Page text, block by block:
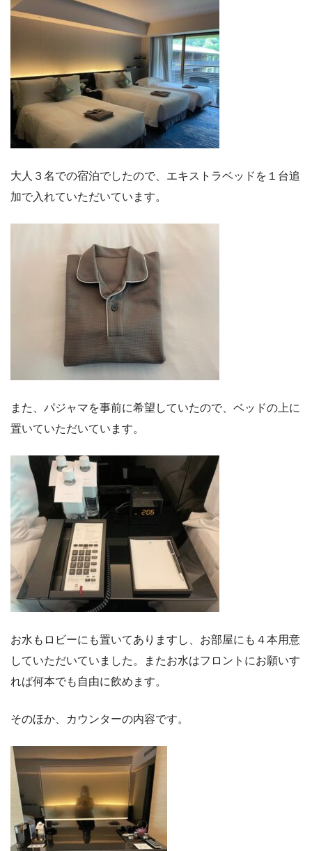
大人３名での宿泊でしたので、エキストラベッドを１台追
加で入れていただいています。
また、パジャマを事前に希望していたので、ベッドの上に
置いていただいています。
お水もロビーにも置いてありますし、お部屋にも４本用意
していただいていました。またお水はフロントにお願いす
れば何本でも自由に飲めます。
そのほか、カウンターの内容です。